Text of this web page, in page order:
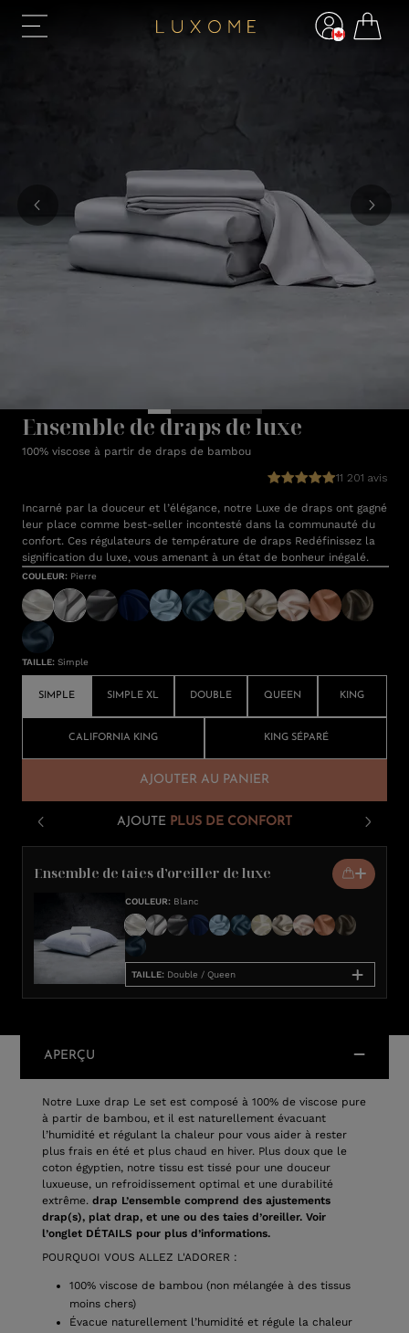
Ensemble de draps de luxe
100% viscose à partir de draps de bambou
11 201 avis
Incarné par la douceur et l’élégance, notre Luxe de draps ont gagné
leur place comme best-seller incontesté dans la communauté du
confort. Ces régulateurs de température de draps Redéfinissez la
signification du luxe, vous amenant à un état de bonheur inégalé.
COULEUR: Pierre
TAILLE: Simple
SIMPLE SIMPLE XL DOUBLE QUEEN KING
CALIFORNIA KING KING SÉPARÉ
AJOUTER AU PANIER
AJOUTE PLUS DE CONFORT
Ensemble de taies d’oreiller de luxe
COULEUR: Blanc
TAILLE: Double / Queen
APERÇU
Notre Luxe drap Le set est composé à 100% de viscose pure
à partir de bambou, et il est naturellement évacuant
l’humidité et régulant la chaleur pour vous aider à rester
plus frais en été et plus chaud en hiver. Plus doux que le
coton égyptien, notre tissu est tissé pour une douceur
luxueuse, un refroidissement optimal et une durabilité
extrême. drap L’ensemble comprend des ajustements
drap(s), plat drap, et une ou des taies d’oreiller. Voir
l’onglet DÉTAILS pour plus d’informations.
POURQUOI VOUS ALLEZ L'ADORER :
100% viscose de bambou (non mélangée à des tissus
moins chers)
Évacue naturellement l’humidité et régule la chaleur